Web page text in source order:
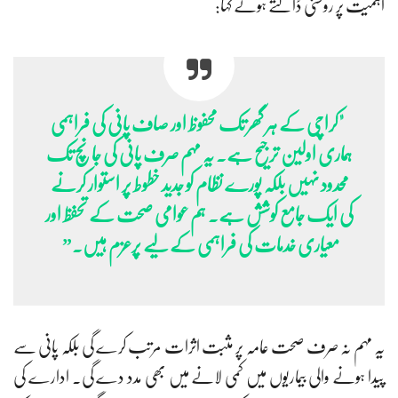
اہمیت پر روشنی ڈالتے ہوئے کہا:
"کراچی کے ہر گھر تک محفوظ اور صاف پانی کی فراہمی
ہماری اولین ترجیح ہے۔ یہ مہم صرف پانی کی جانچ تک
محدود نہیں بلکہ پورے نظام کو جدید خطوط پر استوار کرنے
کی ایک جامع کوشش ہے۔ ہم عوامی صحت کے تحفظ اور
معیاری خدمات کی فراہمی کے لیے پرعزم ہیں۔”
یہ مہم نہ صرف صحت عامہ پر مثبت اثرات مرتب کرے گی بلکہ پانی سے
پیدا ہونے والی بیماریوں میں کمی لانے میں بھی مدد دے گی۔ ادارے کی